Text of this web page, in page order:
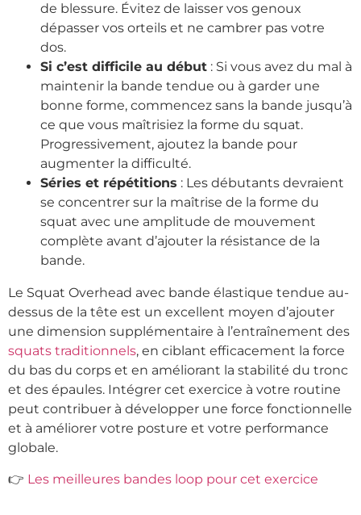
de blessure. Évitez de laisser vos genoux
dépasser vos orteils et ne cambrer pas votre
dos.
Si c’est difficile au début : Si vous avez du mal à
maintenir la bande tendue ou à garder une
bonne forme, commencez sans la bande jusqu’à
ce que vous maîtrisiez la forme du squat.
Progressivement, ajoutez la bande pour
augmenter la difficulté.
Séries et répétitions : Les débutants devraient
se concentrer sur la maîtrise de la forme du
squat avec une amplitude de mouvement
complète avant d’ajouter la résistance de la
bande.
Le Squat Overhead avec bande élastique tendue au-
dessus de la tête est un excellent moyen d’ajouter
une dimension supplémentaire à l’entraînement des
squats traditionnels, en ciblant efficacement la force
du bas du corps et en améliorant la stabilité du tronc
et des épaules. Intégrer cet exercice à votre routine
peut contribuer à développer une force fonctionnelle
et à améliorer votre posture et votre performance
globale.
👉 Les meilleures bandes loop pour cet exercice